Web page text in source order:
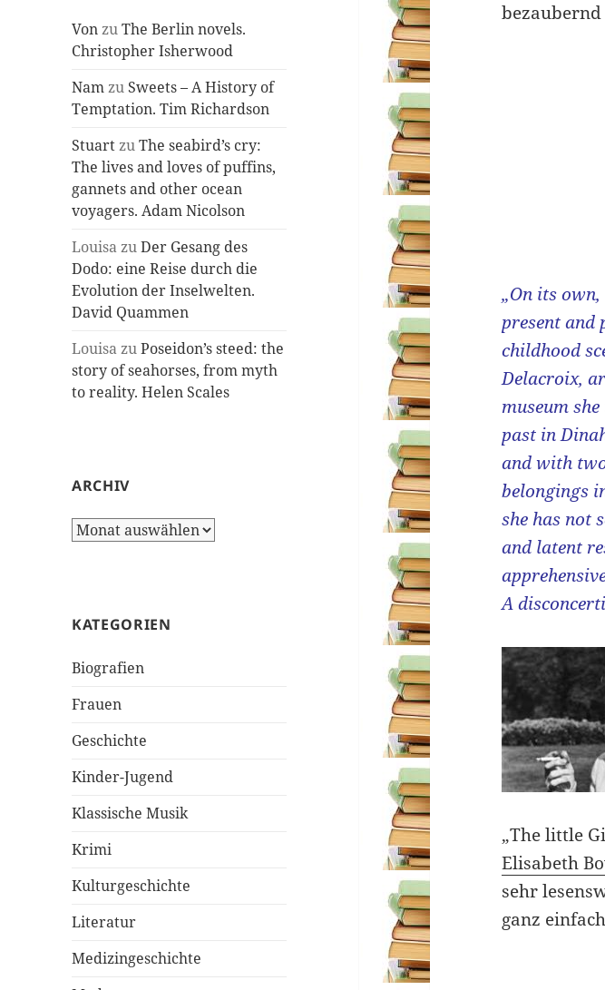
VonzuThe Berlin novels.
Christopher Isherwood
Namzu Sweets – A History of
Temptation. Tim Richardson
StuartzuThe seabird’s cry:
The lives and loves of puffins,
gannets and other ocean
voyagers. Adam Nicolson
LouisazuDer Gesang des
Dodo: eine Reise durch die
Evolution der Inselwelten.
David Quammen
LouisazuPoseidon’s steed: the
story of seahorses, from myth
to reality. Helen Scales
ARCHIV
Archiv
KATEGORIEN
Biografien
Frauen
Geschichte
Kinder-Jugend
Klassische Musik
Krimi
Kulturgeschichte
Literatur
Medizingeschichte
„On its
present and
childhood
Delacroix,
museum
past in
and with
belongings
she has not
and latent
A
„The little
Elisabeth
sehr
ganz